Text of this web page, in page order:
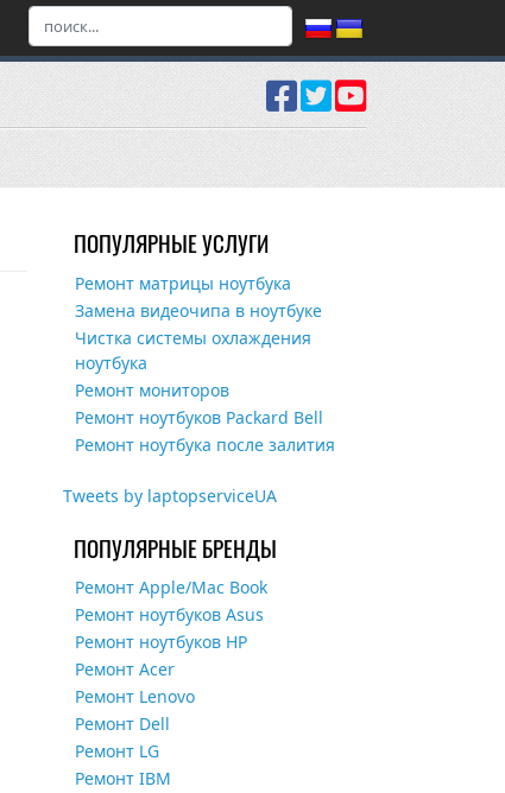
ПОПУЛЯРНЫЕ УСЛУГИ
Ремонт матрицы ноутбука
Замена видеочипа в ноутбуке
Чистка системы охлаждения
ноутбука
Ремонт мониторов
Ремонт ноутбуков Packard Bell
Ремонт ноутбука после залития
Tweets by laptopserviceUA
ПОПУЛЯРНЫЕ БРЕНДЫ
Ремонт Apple/Mac Book
Ремонт ноутбуков Asus
Ремонт ноутбуков HP
Ремонт Acer
Ремонт Lenovo
Ремонт Dell
Ремонт LG
Ремонт IBM